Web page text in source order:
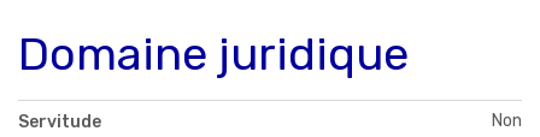
Domaine juridique
Servitude Non